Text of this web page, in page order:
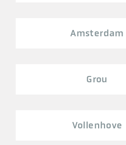
Amsterdam
Grou
Vollenhove